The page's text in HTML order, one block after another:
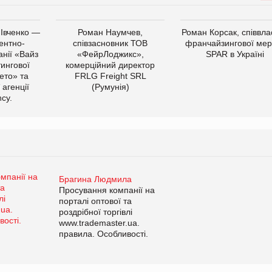
—
«Вайз
та
Роман Наумчев,
співзасновник ТОВ
«ФейрЛоджикс»,
комерційний директор
FRLG Freight SRL
(Румунія)
Роман Корсак,
франчайзингової
SPAR в Україні
Брагина Людмила
Просування компанії на
порталі оптової та
роздрібної торгівлі
www.trademaster.ua.
правила. Особливості.